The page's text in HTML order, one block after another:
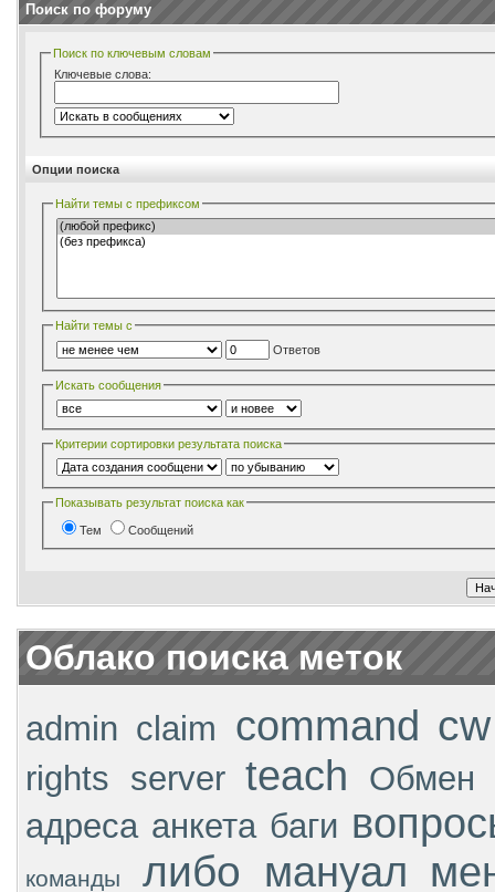
Поиск по форуму
Поиск по ключевым словам
Ключевые слова:
Опции поиска
Найти темы с префиксом
Найти темы с
Ответов
Искать сообщения
Критерии сортировки результата поиска
Показывать результат поиска как
Тем Сообщений
Облако поиска меток
admin claim command cw
rights server teach
Обмен
адреса анкета баги
команды либо мануал